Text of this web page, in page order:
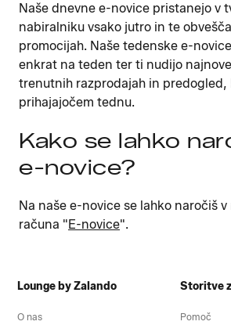
Naše dnevne e-novice pristanejo v
nabiralniku vsako jutro in te
promocijah. Naše tedenske e-
enkrat na teden ter ti nudijo
trenutnih razprodajah in predogled,
prihajajočem tednu.
Kako se lahko
e-novice?
Na naše e-novice se lahko naročiš
računa "E-novice".
Lounge by Zalando
O nas
Storitve
Pomoč